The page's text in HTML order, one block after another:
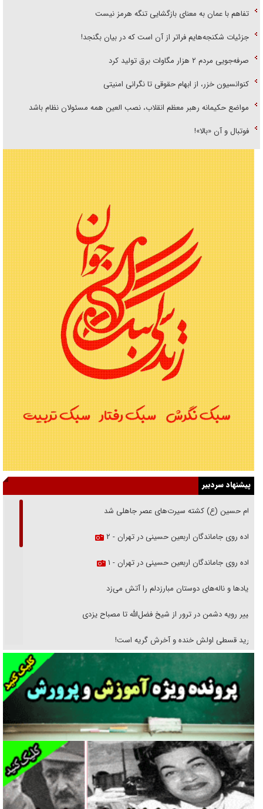
تفاهم با عمان به معنای بازگشایی تنگه هرمز نیست
جزئیات شکنجه‌هایم فراتر از آن است که در بیان بگنجد!
صرفه‌جویی مردم ۲ هزار مگاوات برق تولید کرد
کنوانسیون خزر، از ابهام حقوقی تا نگرانی امنیتی
مواضع حکیمانه رهبر معظم انقلاب، نصب العین همه مسئولان نظام باشد
فوتبال و آن «بالا»!
پیشنهاد سردبیر
امام حسین (ع) کشته سیرت‌های عصر جاهلی شد
پیاده روی جاماندگان اربعین حسینی در تهران - ۲
پیاده روی جاماندگان اربعین حسینی در تهران - ۱
فریاد‌ها و ناله‌های دوستان مبارزدلم را آتش می‌زد
تغییر رویه دشمن در ترور از شیخ فضل‌الله تا مصباح یزدی
خرید قسطی اولش خنده و آخرش گریه است!
فوتبال و آن «بالا»!
راهبرد غافلگیری با نسل جدید پهپاد‌ها
جنجال پزشکان تقلبی در صنعت زیبایی
یهودی‌ها در ادبیات داستانی اروپا؛ از شکسپیر تا دیکنز
گفت‌وگو با خواهر یکی از شهدای جنگ رمضان/ خواهرم فرمانده جهادی و
اهل خدمت بی‌منت بود